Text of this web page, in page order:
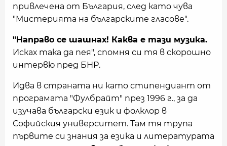
привлечена от България, след като чува
"Мистерията на българските гласове".
"Направо се шашнах! Каква е тази музика.
Исках така да пея", спомня си тя в скорошно
интервю пред БНР.
Идва в страната ни като стипендиант от
програмата "Фулбрайт" през 1996 г., за да
изучава български език и фолклор в
Софийския университет. Там тя трупа
първите си знания за езика и литературата